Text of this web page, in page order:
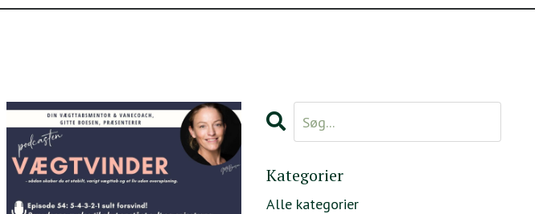
Kategorier
Alle kategorier